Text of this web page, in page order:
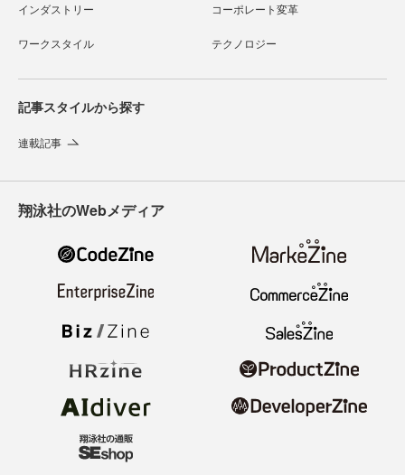
インダストリー コーポレート変革
ワークスタイル テクノロジー
記事スタイルから探す
連載記事
翔泳社のWebメディア